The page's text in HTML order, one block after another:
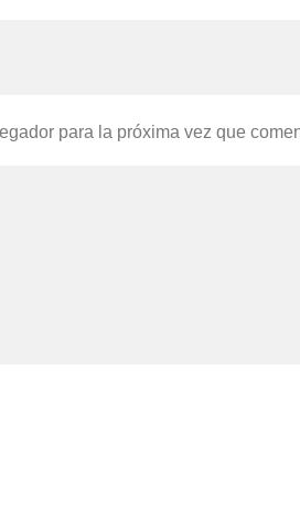
para la próxima vez que